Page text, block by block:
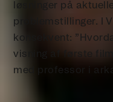
løsninger på
problemstillinger. I
konsekvent:
visning af første
med professor i